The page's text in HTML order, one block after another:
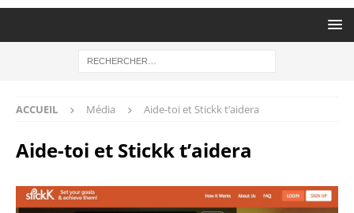
ACCUEIL Média Aide-toi et Stickk t’aidera
Aide-toi et Stickk t’aidera